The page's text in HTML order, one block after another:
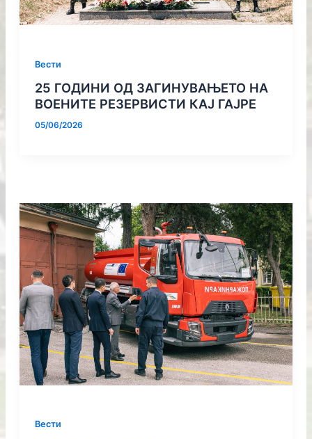
Вести
25 ГОДИНИ ОД ЗАГИНУВАЊЕТО НА
ВОЕНИТЕ РЕЗЕРВИСТИ КАЈ ГАЈРЕ
05/06/2026
Вести